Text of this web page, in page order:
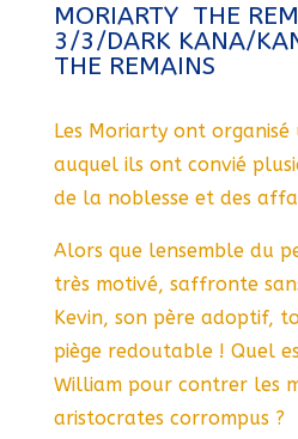
MORIARTY  THE
3/3/DARK KANA/
THE REMAINS
Les Moriarty ont organisé
auquel ils ont convié
de la noblesse et des
Alors que lensemble du
très motivé, saffronte
Kevin, son père adoptif,
piège redoutable ! Quel
William pour contrer les
aristocrates corrompus ?